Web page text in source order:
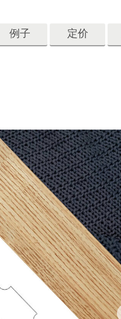
图像处理服务
AI训练数据
例子 定价
情人节贺卡
婚礼请柬
儿童生日请柬